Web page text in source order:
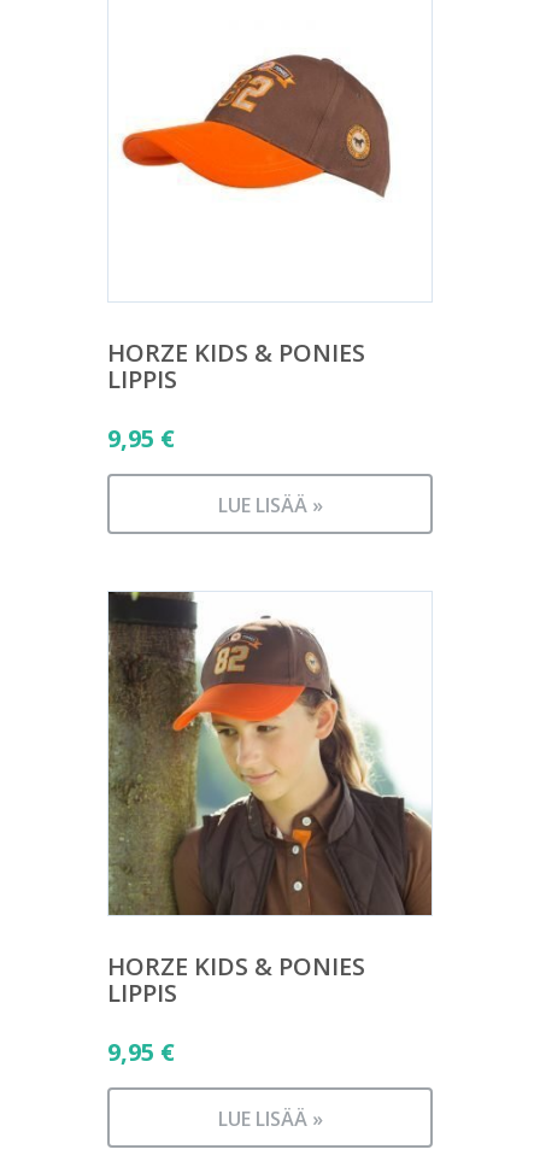
HORZE KIDS & PONIES
LIPPIS
9,95 €
LUE LISÄÄ »
HORZE KIDS & PONIES
LIPPIS
9,95 €
LUE LISÄÄ »